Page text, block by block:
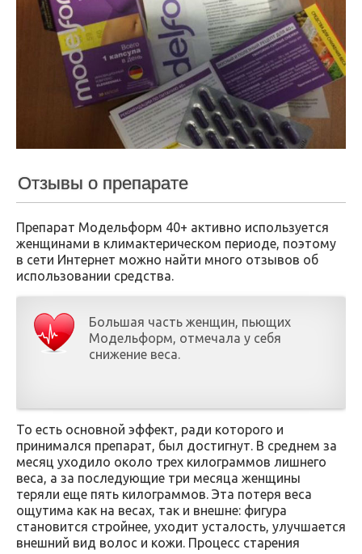
Отзывы о препарате
Препарат Модельформ 40+ активно используется
женщинами в климактерическом периоде, поэтому
в сети Интернет можно найти много отзывов об
использовании средства.
Большая часть женщин, пьющих
Модельформ, отмечала у себя
снижение веса.
То есть основной эффект, ради которого и
принимался препарат, был достигнут. В среднем за
месяц уходило около трех килограммов лишнего
веса, а за последующие три месяца женщины
теряли еще пять килограммов. Эта потеря веса
ощутима как на весах, так и внешне: фигура
становится стройнее, уходит усталость, улучшается
внешний вид волос и кожи. Процесс старения